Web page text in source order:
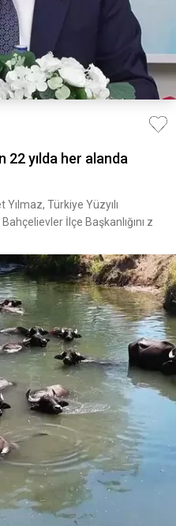
22 yılda her alanda
Yılmaz, Türkiye Yüzyılı
İlçe Başkanlığını z